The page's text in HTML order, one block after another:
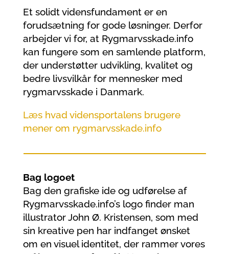
Et solidt vidensfundament er en
forudsætning for gode løsninger. Derfor
arbejder vi for, at Rygmarvsskade.info
kan fungere som en samlende platform,
der understøtter udvikling, kvalitet og
bedre livsvilkår for mennesker med
rygmarvsskade i Danmark.
Læs hvad vidensportalens brugere
mener om rygmarvsskade.info
Bag logoet
Bag den grafiske ide og udførelse af
Rygmarvsskade.info’s logo finder man
illustrator John Ø. Kristensen, som med
sin kreative pen har indfanget ønsket
om en visuel identitet, der rammer vores